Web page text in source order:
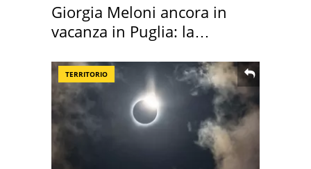
Giorgia Meloni ancora in
vacanza in Puglia: la
TERRITORIO